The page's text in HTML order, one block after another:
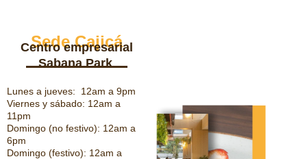
Sede Cajicá
Centro empresarial
Sabana Park
Lunes a jueves: 12am a 9pm
Viernes y sábado: 12am a
11pm
Domingo (no festivo): 12am a
6pm
Domingo (festivo): 12am a